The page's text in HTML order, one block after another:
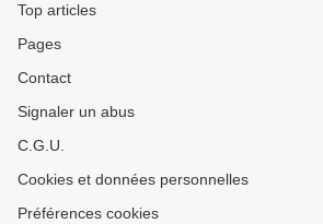
Top articles
Pages
Contact
Signaler un abus
C.G.U.
Cookies et données personnelles
Préférences cookies